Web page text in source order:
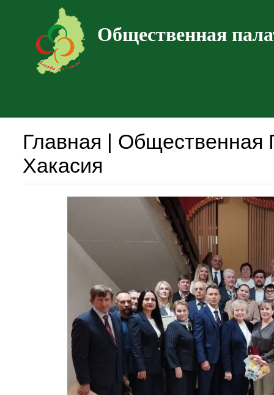
Общественная
Главная | Общественная
Хакасия